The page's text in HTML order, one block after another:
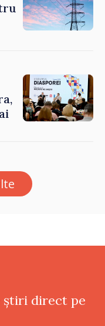
știri direct pe